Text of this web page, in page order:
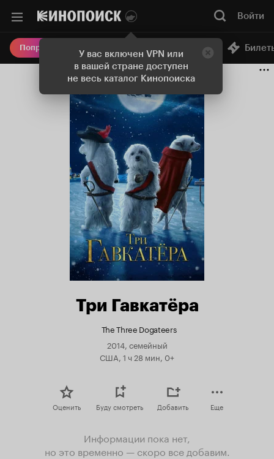
У вас включен VPN или
в вашей стране доступен
не весь каталог Кинопоиска
Войти
Попробовать Плюс Онлайн-кинотеатр
Три Гавкатёра
The Three Dogateers
2014, семейный
США, 1 ч 28 мин, 0+
Оценить Буду смотреть Добавить Еще
Информации пока нет,
но это временно — скоро все добавим.